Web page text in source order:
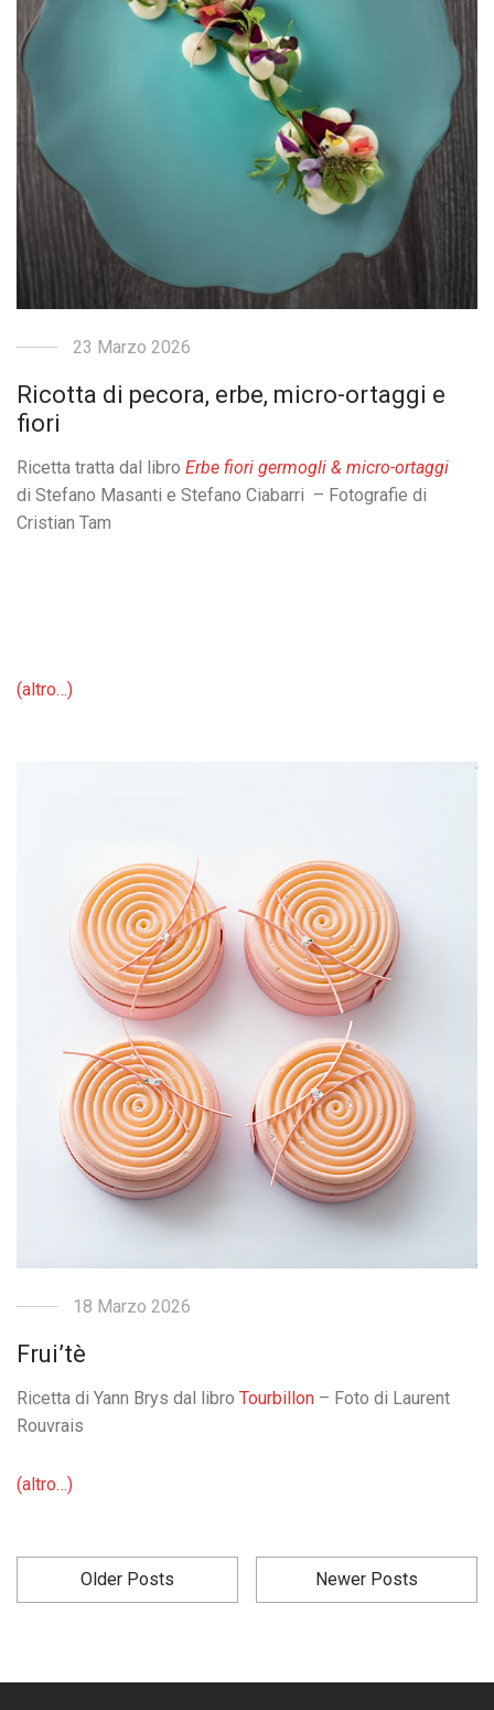
23 Marzo 2026
Ricotta di pecora, erbe, micro-ortaggi e
fiori
Ricetta tratta dal libroErbe fiori germogli & micro-ortaggi
di Stefano Masanti e Stefano Ciabarri – Fotografie di
Cristian Tam
(altro…)
18 Marzo 2026
Frui’tè
Ricetta di Yann Brys dal libroTourbillon – Foto di Laurent
Rouvrais
(altro…)
Older Posts Newer Posts